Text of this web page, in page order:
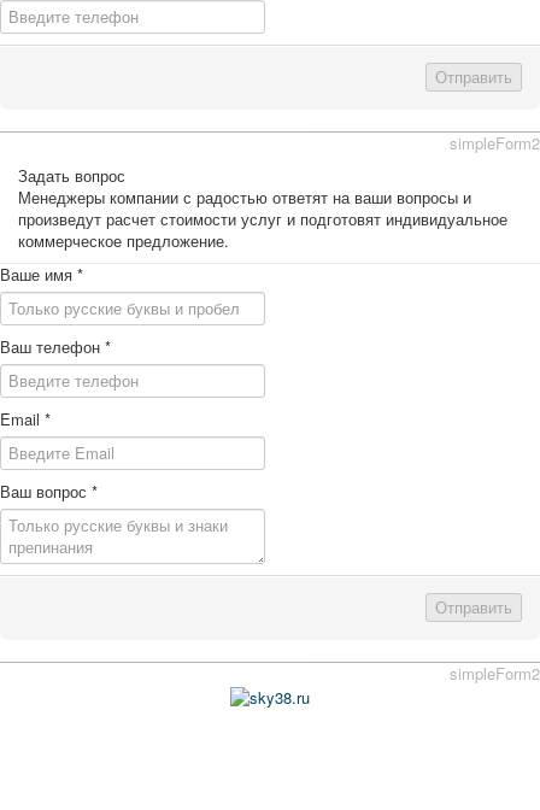
Отправить
simpleForm2
Задать вопрос
Менеджеры компании с радостью ответят на ваши вопросы и
произведут расчет стоимости услуг и подготовят индивидуальное
коммерческое предложение.
Ваше имя *
Ваш телефон *
Email *
Ваш вопрос *
Отправить
simpleForm2